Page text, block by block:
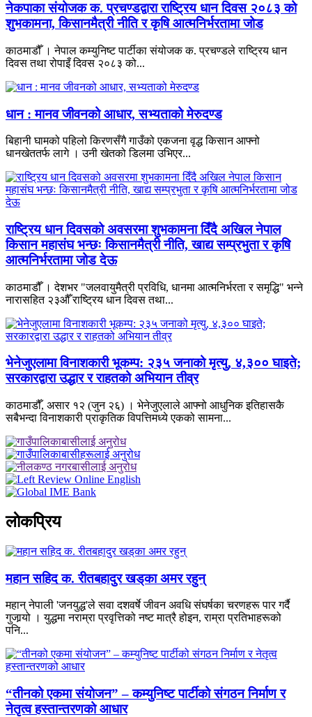
नेकपाका संयोजक क. प्रचण्डद्वारा राष्ट्रिय धान दिवस २०८३ को
शुभकामना, किसानमैत्री नीति र कृषि आत्मनिर्भरतामा जोड
काठमाडौँ । नेपाल कम्युनिष्ट पार्टीका संयोजक क. प्रचण्डले राष्ट्रिय धान
दिवस तथा रोपाइँ दिवस २०८३ को...
धान : मानव जीवनको आधार, सभ्यताको मेरुदण्ड
बिहानी घामको पहिलो किरणसँगै गाउँको एकजना वृद्ध किसान आफ्नो
धानखेततर्फ लागे । उनी खेतको डिलमा उभिएर...
राष्ट्रिय धान दिवसको अवसरमा शुभकामना दिँदै अखिल नेपाल
किसान महासंघ भन्छः किसानमैत्री नीति, खाद्य सम्प्रभुता र कृषि
आत्मनिर्भरतामा जोड देऊ
काठमाडौँ । देशभर "जलवायुमैत्री प्रविधि, धानमा आत्मनिर्भरता र समृद्धि" भन्ने
नारासहित २३औँ राष्ट्रिय धान दिवस तथा...
भेनेजुएलामा विनाशकारी भूकम्प: २३५ जनाको मृत्यु, ४,३०० घाइते;
सरकारद्वारा उद्धार र राहतको अभियान तीव्र
काठमाडौँ, असार १२ (जुन २६) । भेनेजुएलाले आफ्नो आधुनिक इतिहासकै
सबैभन्दा विनाशकारी प्राकृतिक विपत्तिमध्ये एकको सामना...
लाेकप्रिय
महान सहिद क. रीतबहादुर खड्‌का अमर रहुन्
महान् नेपाली 'जनयुद्ध'ले सवा दशवर्षे जीवन अवधि संघर्षका चरणहरू पार गर्दै
गुजार्‍यो । युद्धमा नराम्रा प्रवृत्तिको नष्ट मात्रै होइन, राम्रा प्रतिभाहरूको
पनि...
“तीनको एकमा संयोजन” – कम्युनिष्ट पार्टीको संगठन निर्माण र
नेतृत्व हस्तान्तरणको आधार